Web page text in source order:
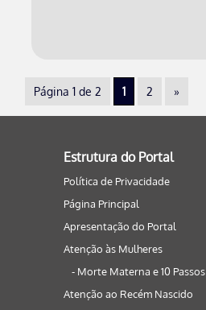
Página 1 de 2 1 2 »
Estrutura do Portal
Política de Privacidade
Página Principal
Apresentação do Portal
Atenção às Mulheres
- Morte Materna e 10 Passos
Atenção ao Recém Nascido